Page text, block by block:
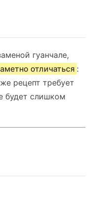
гуанчале,
отличаться :
рецепт требует
будет слишком